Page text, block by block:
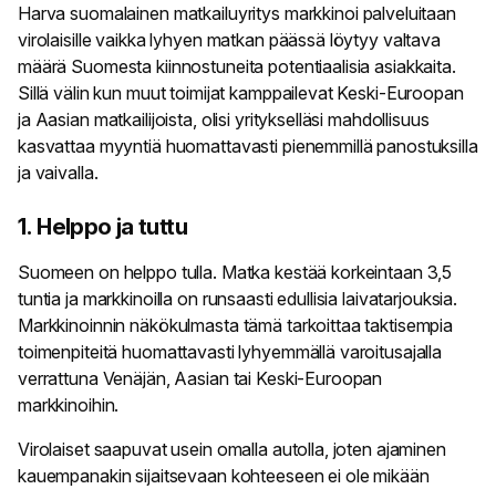
Harva suomalainen matkailuyritys markkinoi palveluitaan
virolaisille vaikka lyhyen matkan päässä löytyy valtava
määrä Suomesta kiinnostuneita potentiaalisia asiakkaita.
Sillä välin kun muut toimijat kamppailevat Keski-Euroopan
ja Aasian matkailijoista, olisi yritykselläsi mahdollisuus
kasvattaa myyntiä huomattavasti pienemmillä panostuksilla
ja vaivalla.
1. Helppo ja tuttu
Suomeen on helppo tulla. Matka kestää korkeintaan 3,5
tuntia ja markkinoilla on runsaasti edullisia laivatarjouksia.
Markkinoinnin näkökulmasta tämä tarkoittaa taktisempia
toimenpiteitä huomattavasti lyhyemmällä varoitusajalla
verrattuna Venäjän, Aasian tai Keski-Euroopan
markkinoihin.
Virolaiset saapuvat usein omalla autolla, joten ajaminen
kauempanakin sijaitsevaan kohteeseen ei ole mikään